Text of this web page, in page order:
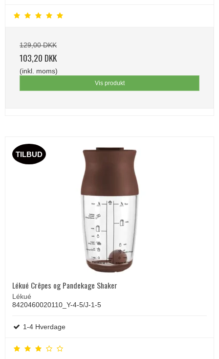
129,00 DKK
103,20 DKK
(inkl. moms)
Vis produkt
TILBUD
Lékué Crêpes og Pandekage Shaker
Lékué
8420460020110_Y-4-5/J-1-5
1-4 Hverdage